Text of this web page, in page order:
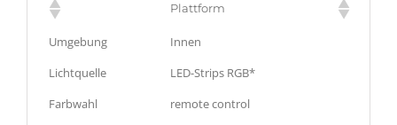
Plattform
Umgebung
Innen
Lichtquelle
LED-Strips RGB*
Farbwahl
remote control